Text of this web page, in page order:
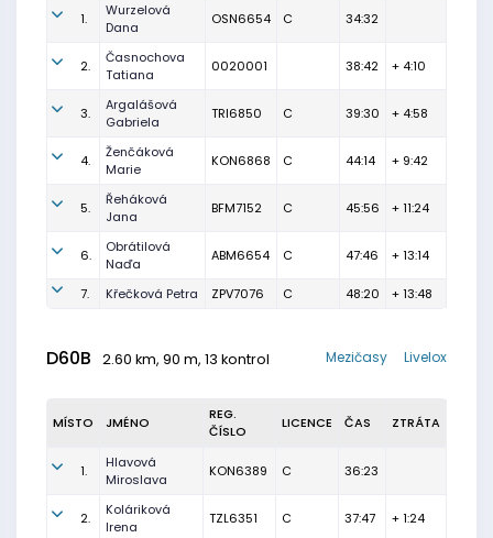
1.
Wurzelová
Dana
OSN6654 C 34:32
2.
Časnochova
Tatiana
0020001 38:42 + 4:10
3.
Argalášová
Gabriela
TRI6850 C 39:30 + 4:58
4.
Ženčáková
Marie
KON6868 C 44:14 + 9:42
5.
Řeháková
Jana
BFM7152 C 45:56 + 11:24
6.
Obrátilová
Naďa
ABM6654 C 47:46 + 13:14
7. Křečková Petra ZPV7076 C 48:20 + 13:48
D60B 2.60 km, 90 m, 13 kontrol Livelox
Mezičasy
MÍSTO JMÉNO
REG.
ČÍSLO
LICENCE ČAS ZTRÁTA
1.
Hlavová
Miroslava
KON6389 C 36:23
2.
Koláriková
Irena
TZL6351 C 37:47 + 1:24